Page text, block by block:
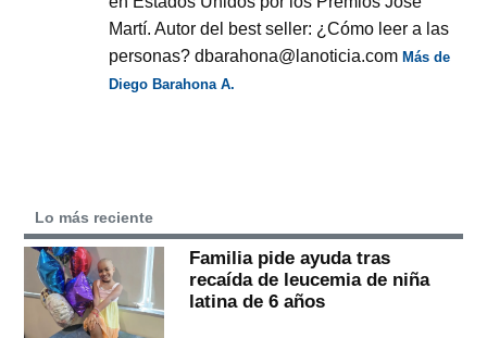
Martí. Autor del best seller: ¿Cómo leer a las
personas? dbarahona@lanoticia.comMás de
Diego Barahona A.
Lo más reciente
Familia pide ayuda tras
recaída de leucemia de niña
latina de 6 años